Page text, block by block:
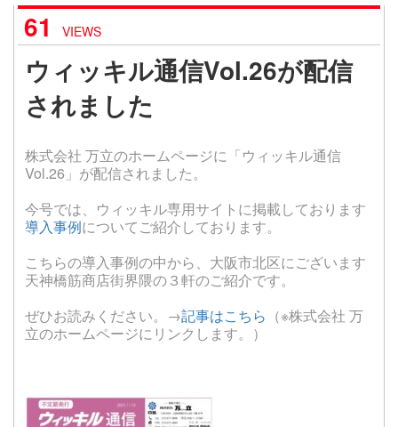
61 VIEWS
ウィッキル通信Vol.26が配信
されました
株式会社 万立のホームページに「ウィッキル通信
Vol.26」が配信されました。
今号では、ウィッキル専用サイトに掲載しております
導入事例についてご紹介しております。
こちらの導入事例の中から、大阪市北区にございます
天神橋筋商店街界隈の３軒のご紹介です。
ぜひお読みください。→記事はこちら （※株式会社 万
立のホームページにリンクします。）